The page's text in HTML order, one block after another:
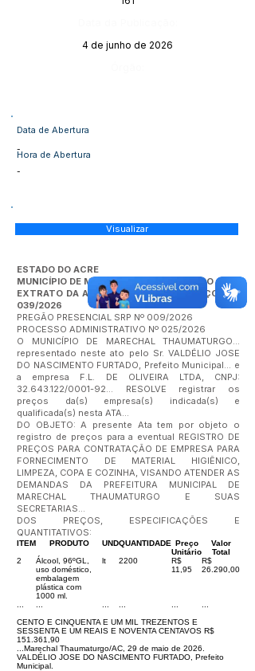
4 de junho de 2026
Data de Abertura
-Hora de Abertura
-
Visualizar
ESTADO DO ACRE
MUNICÍPIO DE MARECHAL THAUMATURGO
EXTRATO DA ATA DE REGISTRO DE PREÇOS Nº
039/2026
PREGÃO PRESENCIAL SRP Nº 009/2026
PROCESSO ADMINISTRATIVO Nº 025/2026
O MUNICÍPIO DE MARECHAL THAUMATURGO...
representado neste ato pelo Sr. VALDÉLIO JOSE
DO NASCIMENTO FURTADO, Prefeito Municipal... e
a empresa F.L. DE OLIVEIRA LTDA, CNPJ:
32.643.122/0001-92... RESOLVE registrar os
preços da(s) empresa(s) indicada(s) e
qualificada(s) nesta ATA...
DO OBJETO: A presente Ata tem por objeto o
registro de preços para a eventual REGISTRO DE
PREÇOS PARA CONTRATAÇÃO DE EMPRESA PARA
FORNECIMENTO DE MATERIAL HIGIÊNICO,
LIMPEZA, COPA E COZINHA, VISANDO ATENDER AS
DEMANDAS DA PREFEITURA MUNICIPAL DE
MARECHAL THAUMATURGO E SUAS
SECRETARIAS...
DOS PREÇOS, ESPECIFICAÇÕES E
QUANTITATIVOS:
ITEM PRODUTO UNDQUANTIDADE Preço
Unitário
Valor
Total
2
Álcool, 96ºGL,
uso doméstico,
embalagem
plástica com
1000 ml.
lt 2200
R$
11,95
R$
26.290,00
CENTO E CINQUENTA E UM MIL TREZENTOS E
SESSENTA E UM REAIS E NOVENTA CENTAVOS R$
151.361,90
...Marechal Thaumaturgo/AC, 29 de maio de 2026.
VALDÉLIO JOSE DO NASCIMENTO FURTADO, Prefeito
Municipal.